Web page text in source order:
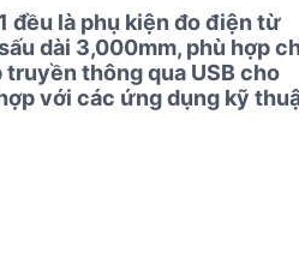
đều là phụ kiện đo điện từ
dài 3,000mm, phù hợp
thông qua USB cho
với các ứng dụng kỹ